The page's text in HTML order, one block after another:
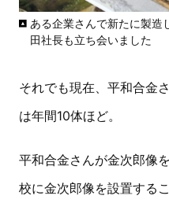
ある企業さんで新たに製造
田社長も立ち会いました
それでも現在、平和合金
は年間10体ほど。
平和合金さんが金次郎像
校に金次郎像を設置する